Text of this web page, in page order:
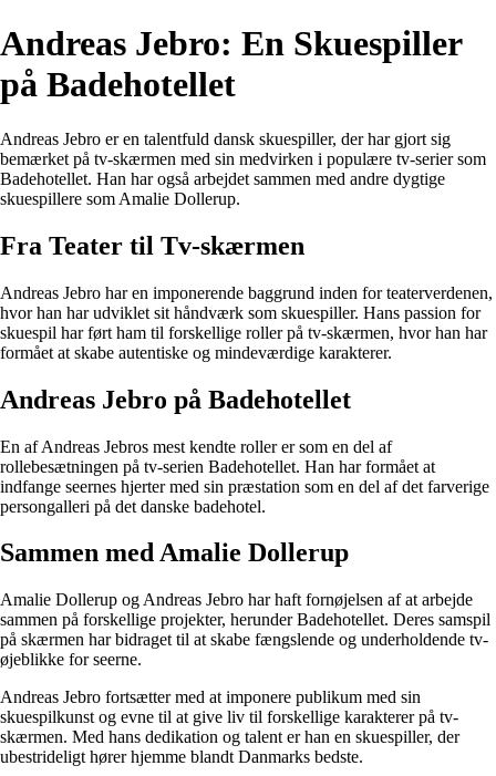
Andreas Jebro: En Skuespiller
på Badehotellet
Andreas Jebro er en talentfuld dansk skuespiller, der har gjort sig
bemærket på tv-skærmen med sin medvirken i populære tv-serier som
Badehotellet. Han har også arbejdet sammen med andre dygtige
skuespillere som Amalie Dollerup.
Fra Teater til Tv-skærmen
Andreas Jebro har en imponerende baggrund inden for teaterverdenen,
hvor han har udviklet sit håndværk som skuespiller. Hans passion for
skuespil har ført ham til forskellige roller på tv-skærmen, hvor han har
formået at skabe autentiske og mindeværdige karakterer.
Andreas Jebro på Badehotellet
En af Andreas Jebros mest kendte roller er som en del af
rollebesætningen på tv-serien Badehotellet. Han har formået at
indfange seernes hjerter med sin præstation som en del af det farverige
persongalleri på det danske badehotel.
Sammen med Amalie Dollerup
Amalie Dollerup og Andreas Jebro har haft fornøjelsen af at arbejde
sammen på forskellige projekter, herunder Badehotellet. Deres samspil
på skærmen har bidraget til at skabe fængslende og underholdende tv-
øjeblikke for seerne.
Andreas Jebro fortsætter med at imponere publikum med sin
skuespilkunst og evne til at give liv til forskellige karakterer på tv-
skærmen. Med hans dedikation og talent er han en skuespiller, der
ubestrideligt hører hjemme blandt Danmarks bedste.